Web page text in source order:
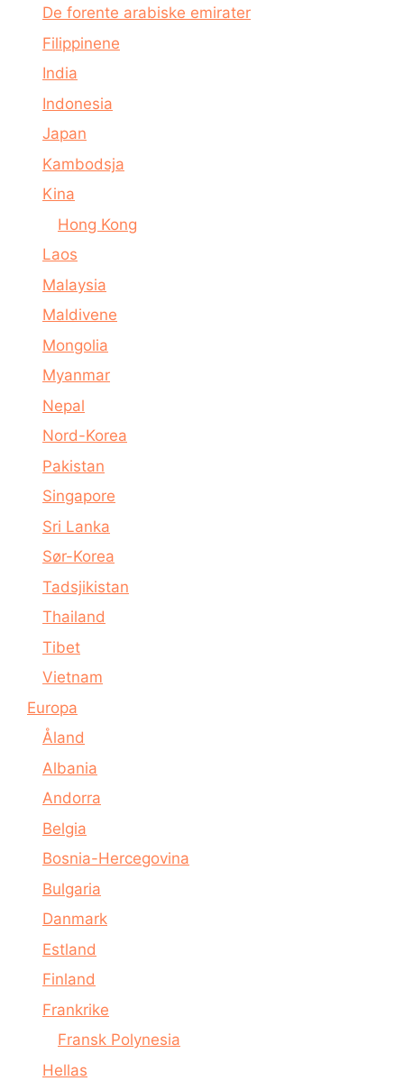
De forente arabiske emirater
Filippinene
India
Indonesia
Japan
Kambodsja
Kina
Hong Kong
Laos
Malaysia
Maldivene
Mongolia
Myanmar
Nepal
Nord-Korea
Pakistan
Singapore
Sri Lanka
Sør-Korea
Tadsjikistan
Thailand
Tibet
Vietnam
Europa
Åland
Albania
Andorra
Belgia
Bosnia-Hercegovina
Bulgaria
Danmark
Estland
Finland
Frankrike
Fransk Polynesia
Hellas